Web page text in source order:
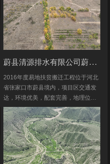
蔚县清源排水有限公司蔚县2016年度易地扶贫搬迁工程水土保持方案
2016年度易地扶贫搬迁工程位于河北
省张家口市蔚县境内，项目区交通发
达，环境优美，配套完善，地理位置
优越。项目地理位置图见附图1-1。项
目共建12个易地搬迁安置区，分别位
于白草村乡西户庄村、柏树乡柏树...